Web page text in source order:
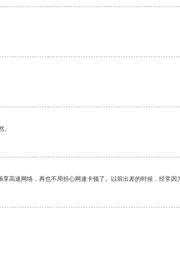
。
高速网络，再也不用担心网速卡顿了。以前出差的时候，经常